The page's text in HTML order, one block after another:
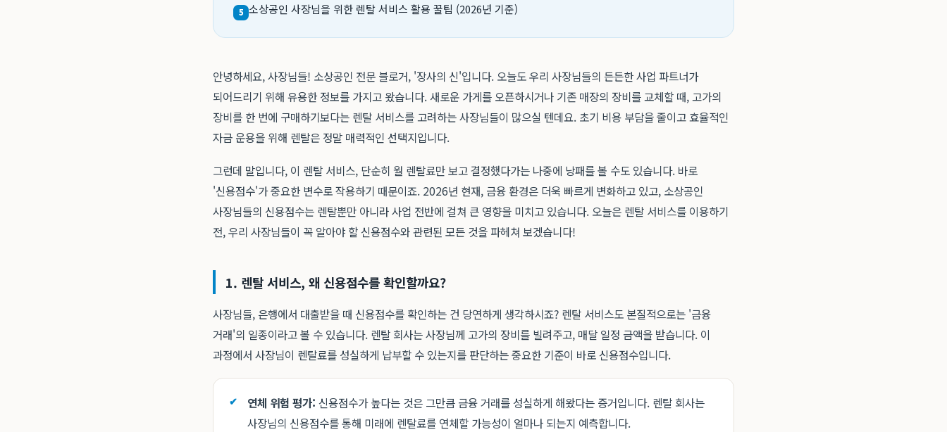
5 소상공인 사장님을 위한 렌탈 서비스 활용 꿀팁 (2026년 기준)
안녕하세요, 사장님들! 소상공인 전문 블로거, '장사의 신'입니다. 오늘도 우리 사장님들의 든든한 사업 파트너가
되어드리기 위해 유용한 정보를 가지고 왔습니다. 새로운 가게를 오픈하시거나 기존 매장의 장비를 교체할 때, 고가의
장비를 한 번에 구매하기보다는 렌탈 서비스를 고려하는 사장님들이 많으실 텐데요. 초기 비용 부담을 줄이고 효율적인
자금 운용을 위해 렌탈은 정말 매력적인 선택지입니다.
그런데 말입니다, 이 렌탈 서비스, 단순히 월 렌탈료만 보고 결정했다가는 나중에 낭패를 볼 수도 있습니다. 바로
'신용점수'가 중요한 변수로 작용하기 때문이죠. 2026년 현재, 금융 환경은 더욱 빠르게 변화하고 있고, 소상공인
사장님들의 신용점수는 렌탈뿐만 아니라 사업 전반에 걸쳐 큰 영향을 미치고 있습니다. 오늘은 렌탈 서비스를 이용하기
전, 우리 사장님들이 꼭 알아야 할 신용점수와 관련된 모든 것을 파헤쳐 보겠습니다!
1. 렌탈 서비스, 왜 신용점수를 확인할까요?
사장님들, 은행에서 대출받을 때 신용점수를 확인하는 건 당연하게 생각하시죠? 렌탈 서비스도 본질적으로는 '금융
거래'의 일종이라고 볼 수 있습니다. 렌탈 회사는 사장님께 고가의 장비를 빌려주고, 매달 일정 금액을 받습니다. 이
과정에서 사장님이 렌탈료를 성실하게 납부할 수 있는지를 판단하는 중요한 기준이 바로 신용점수입니다.
연체 위험 평가: 신용점수가 높다는 것은 그만큼 금융 거래를 성실하게 해왔다는 증거입니다. 렌탈 회사는
사장님의 신용점수를 통해 미래에 렌탈료를 연체할 가능성이 얼마나 되는지 예측합니다.